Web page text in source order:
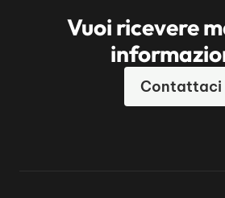
Vuoi ricevere
Contattaci